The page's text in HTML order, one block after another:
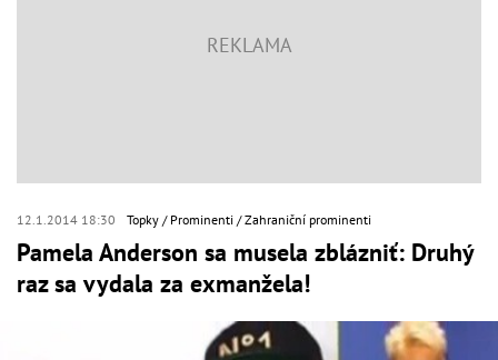
12.1.2014 18:30 Topky Prominenti Zahraniční prominenti
Pamela Anderson sa musela zblázniť: Druhý
raz sa vydala za exmanžela!